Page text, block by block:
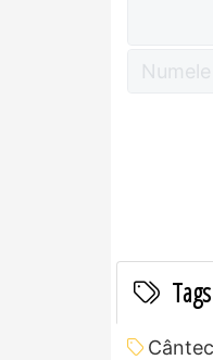
Tags